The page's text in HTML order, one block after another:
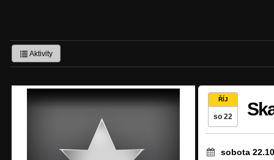
Aktivity
ŘÍJ
so 22
sobota